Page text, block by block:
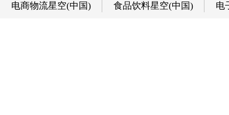
电商物流星空(中国) 食品饮料星空(中国) 电